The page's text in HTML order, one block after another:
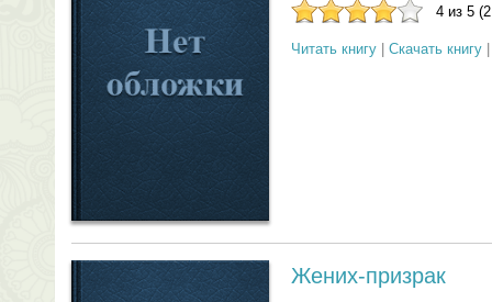
4 из 5
Читать книгу Скачать книгу
Жених-призрак